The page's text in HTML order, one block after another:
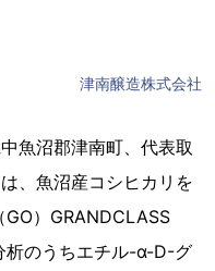
津南醸造株式会社
魚沼郡津南町、代表取
、魚沼産コシヒカリを
GO）GRANDCLASS
析のうちエチル-α-D-グ